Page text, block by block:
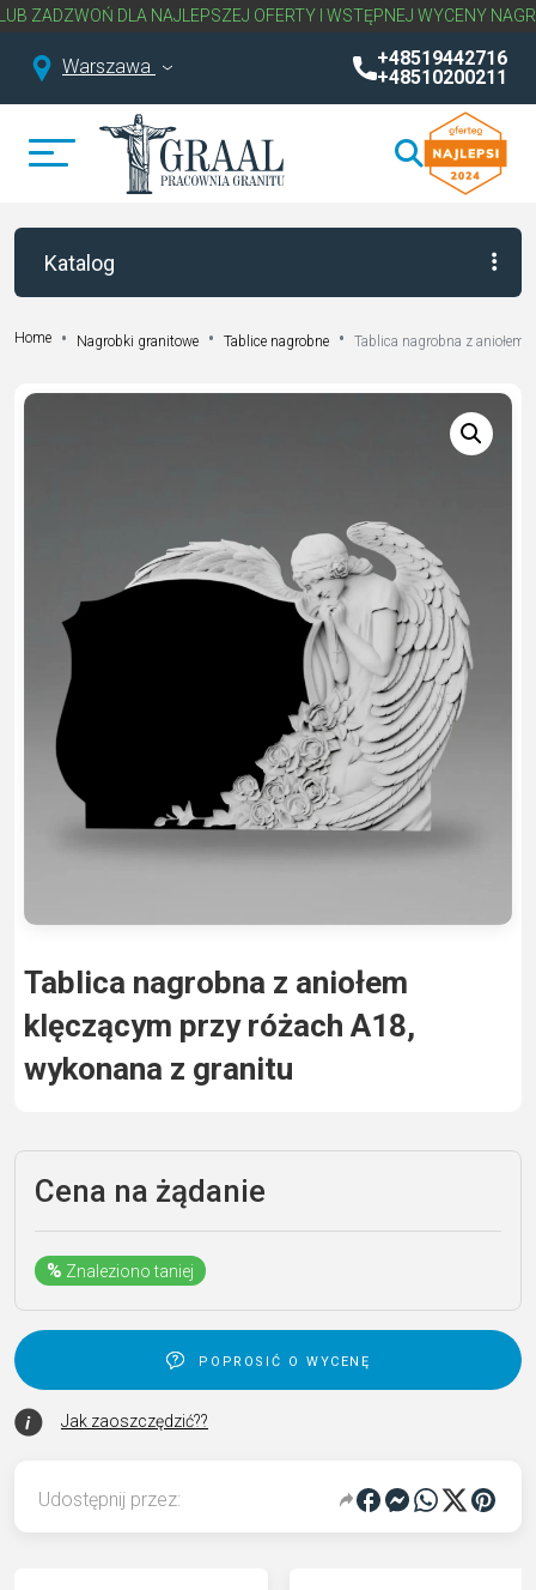
DLA NAJLEPSZEJ OFERTY I WSTĘPNEJ WYCENY NAGROBKA.
Warszawa
+48519442716
+48510200211
Katalog
Home Nagrobki granitowe Tablice nagrobne Tablica nagrobna z
Tablica nagrobna z aniołem
klęczącym przy różach A18,
wykonana z granitu
Cena na żądanie
% Znaleziono taniej
poprosić o wycenę
Jak zaoszczędzić??
Udostępnij przez: